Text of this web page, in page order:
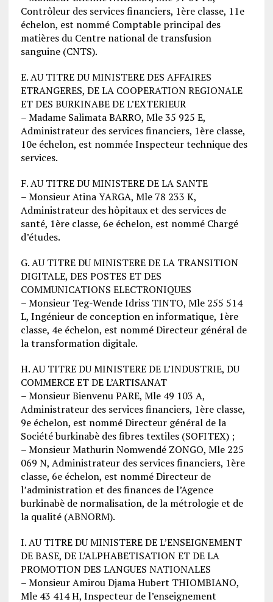
Contrôleur des services financiers, 1ère classe, 11e
échelon, est nommé Comptable principal des
matières du Centre national de transfusion
sanguine (CNTS).
E. AU TITRE DU MINISTERE DES AFFAIRES
ETRANGERES, DE LA COOPERATION REGIONALE
ET DES BURKINABE DE L’EXTERIEUR
– Madame Salimata BARRO, Mle 35 925 E,
Administrateur des services financiers, 1ère classe,
10e échelon, est nommée Inspecteur technique des
services.
F. AU TITRE DU MINISTERE DE LA SANTE
– Monsieur Atina YARGA, Mle 78 233 K,
Administrateur des hôpitaux et des services de
santé, 1ère classe, 6e échelon, est nommé Chargé
d’études.
G. AU TITRE DU MINISTERE DE LA TRANSITION
DIGITALE, DES POSTES ET DES
COMMUNICATIONS ELECTRONIQUES
– Monsieur Teg-Wende Idriss TINTO, Mle 255 514
L, Ingénieur de conception en informatique, 1ère
classe, 4e échelon, est nommé Directeur général de
la transformation digitale.
H. AU TITRE DU MINISTERE DE L’INDUSTRIE, DU
COMMERCE ET DE L’ARTISANAT
– Monsieur Bienvenu PARE, Mle 49 103 A,
Administrateur des services financiers, 1ère classe,
9e échelon, est nommé Directeur général de la
Société burkinabè des fibres textiles (SOFITEX) ;
– Monsieur Mathurin Nomwendé ZONGO, Mle 225
069 N, Administrateur des services financiers, 1ère
classe, 6e échelon, est nommé Directeur de
l’administration et des finances de l’Agence
burkinabè de normalisation, de la métrologie et de
la qualité (ABNORM).
I. AU TITRE DU MINISTERE DE L’ENSEIGNEMENT
DE BASE, DE L’ALPHABETISATION ET DE LA
PROMOTION DES LANGUES NATIONALES
– Monsieur Amirou Djama Hubert THIOMBIANO,
Mle 43 414 H, Inspecteur de l’enseignement